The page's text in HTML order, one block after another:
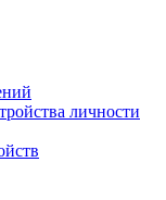
личности